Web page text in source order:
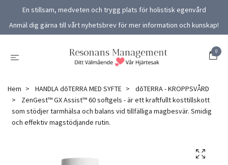
En stillsam, medveten och trygg plats för holistisk egenvård
Anmäl dig gärna till vårt nyhetsbrev för mer information och kunskap!
0
Hem HANDLA dōTERRA MED SYFTE
dōTERRA - KROPPSVÅRD
ZenGest™ GX Assist™ 60 softgels - är ett kraftfullt kosttillskott
som stödjer tarmhälsa och balans vid tillfälliga magbesvär. Smidig
och effektiv magstödjande rutin.